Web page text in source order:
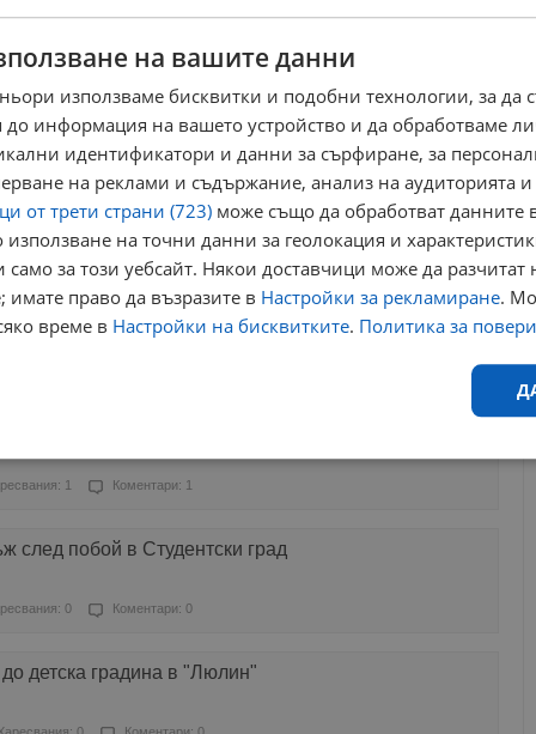
Жана в килията
1
бус с пътници в Сливо поле
3 Коментари: 0
младеж за грабеж с газов пистолет в Лом
1 Коментари: 1
след побой в Студентски град
0 Коментари: 0
детска градина в "Люлин"
на вашите данни
използваме бисквитки и подобни технологии, за да
до информация на вашето устройство и да обработваме
идентификатори и данни за сърфиране, за
на реклами и съдържание, анализ на аудиторията
от трети страни (723) може също да обработват данните
на точни данни за геолокация и
за този уебсайт. Някои доставчици може да разчитат
имате право да възразите в Настройки за рекламиране.
време в Настройки на бисквитките. Политика за
Ефективност Таргетиране Функционалност